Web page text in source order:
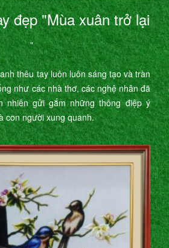
đẹp "Mùa xuân trở lại
"
thêu tay luôn luôn sáng tạo và tràn
như các nhà thơ, các nghệ nhân đã
nhiên gửi gắm những thông điệp ý
con người xung quanh.